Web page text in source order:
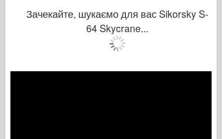
Альбоми-фотографії
Dvd
Зачекайте, шукаємо для вас Sikorsky S-
64 Skycrane...